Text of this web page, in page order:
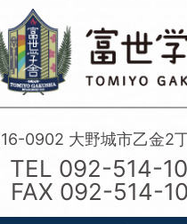
0902 大野城市乙金2
TEL 092-514-
FAX 092-514-